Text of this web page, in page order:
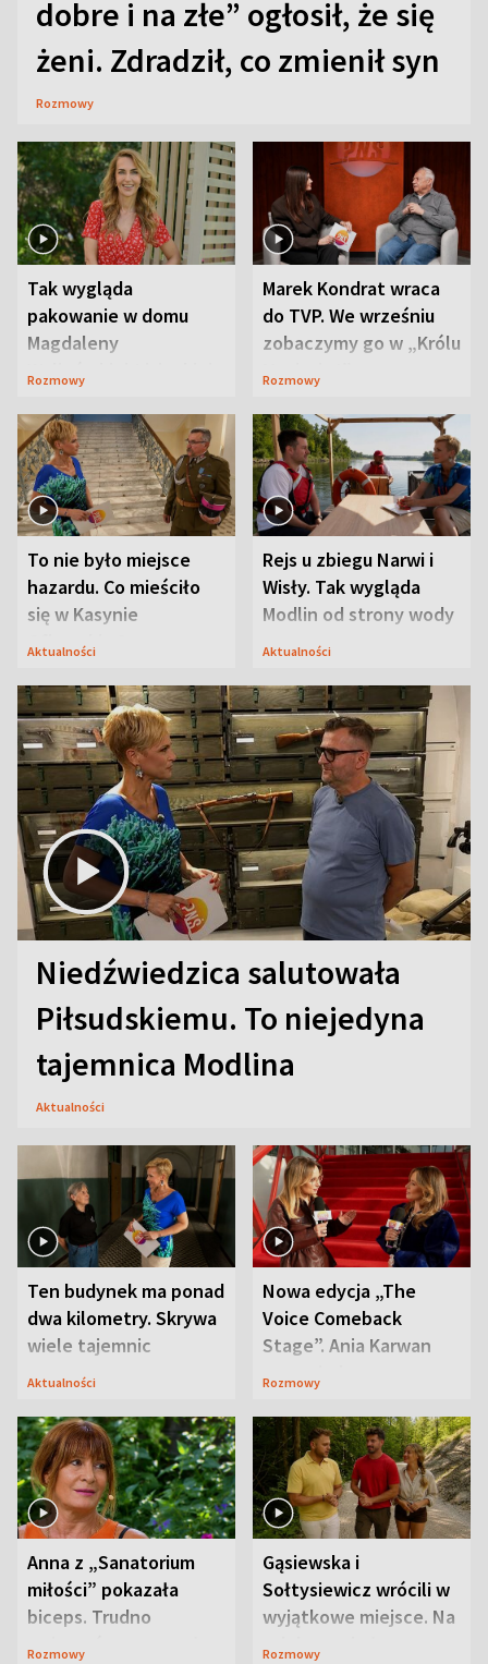
dobre i na złe” ogłosił, że się
żeni. Zdradził, co zmienił syn
Rozmowy
Tak wygląda
pakowanie w domu
Magdaleny
Waligórskiej-Lisieckiej.
Rozmowy
Marek Kondrat wraca
do TVP. We wrześniu
zobaczymy go w „Królu
Maciusiu I”
Rozmowy
To nie było miejsce
hazardu. Co mieściło
się w Kasynie
Oficerskim?
Aktualności
Rejs u zbiegu Narwi i
Wisły. Tak wygląda
Modlin od strony wody
Aktualności
Niedźwiedzica salutowała
Piłsudskiemu. To niejedyna
tajemnica Modlina
Aktualności
Ten budynek ma ponad
dwa kilometry. Skrywa
wiele tajemnic
Aktualności
Nowa edycja „The
Voice Comeback
Stage”. Ania Karwan
zapowiada
Rozmowy
Anna z „Sanatorium
miłości” pokazała
biceps. Trudno
uwierzyć, co przeszła
Rozmowy
Gąsiewska i
Sołtysiewicz wrócili w
wyjątkowe miejsce. Na
szlaku czekał
Rozmowy